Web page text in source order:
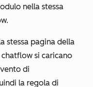
nella stessa
stessa pagina della
si caricano
di
la regola di